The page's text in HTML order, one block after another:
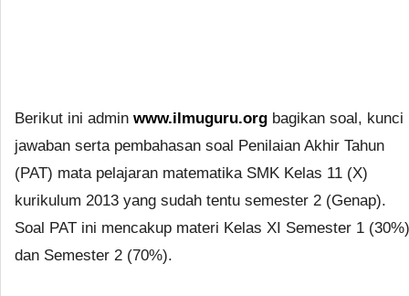
Berikut ini admin www.ilmuguru.org bagikan soal, kunci
jawaban serta pembahasan soal Penilaian Akhir Tahun
(PAT) mata pelajaran matematika SMK Kelas 11 (X)
kurikulum 2013 yang sudah tentu semester 2 (Genap).
Soal PAT ini mencakup materi Kelas XI Semester 1 (30%)
dan Semester 2 (70%).